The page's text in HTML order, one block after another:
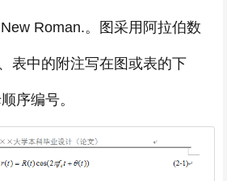
Roman.。图采用阿拉伯数
表中的附注写在图或表的下
序编号。